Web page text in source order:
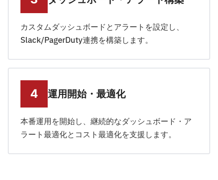
カスタムダッシュボードとアラートを設定し、
Slack/PagerDuty連携を構築します。
運用開始・最適化
本番運用を開始し、継続的なダッシュボード・ア
ラート最適化とコスト最適化を支援します。